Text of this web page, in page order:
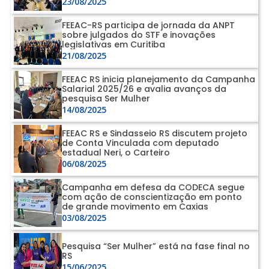
FEEAC-RS participa de jornada da ANPT
sobre julgados do STF e inovações
legislativas em Curitiba
21/08/2025
FEEAC RS inicia planejamento da Campanha
Salarial 2025/26 e avalia avanços da
pesquisa Ser Mulher
14/08/2025
FEEAC RS e Sindasseio RS discutem projeto
de Conta Vinculada com deputado
estadual Neri, o Carteiro
06/08/2025
Campanha em defesa da CODECA segue
com ação de conscientização em ponto
de grande movimento em Caxias
03/08/2025
Pesquisa “Ser Mulher” está na fase final no
RS